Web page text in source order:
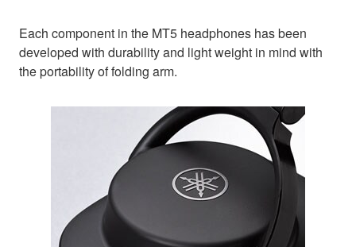
Each component in the MT5 headphones has been
developed with durability and light weight in mind with
the portability of folding arm.